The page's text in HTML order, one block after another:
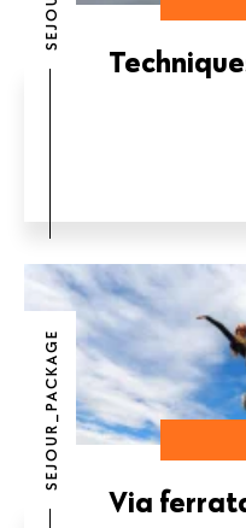
SEJOUR_PACKAGE
Via